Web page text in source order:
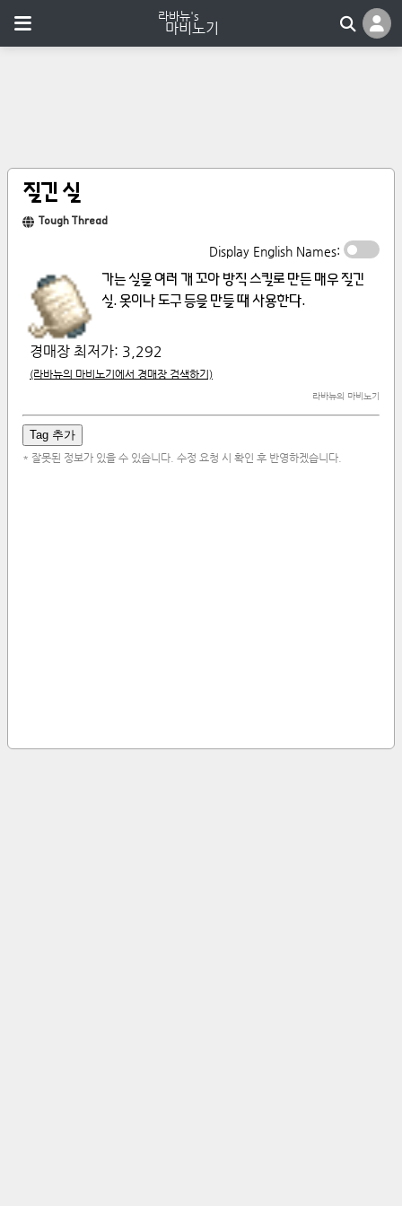
질긴 실
Tough Thread
Display English Names:
가는 실을 여러 개 꼬아 방직 스킬로 만든 매우 질긴
실. 옷이나 도구 등을 만들 때 사용한다.
경매장 최저가: 3,292
(라바뉴의 마비노기에서 경매장 검색하기)
라바뉴의 마비노기
Tag 추가
* 잘못된 정보가 있을 수 있습니다. 수정 요청 시 확인 후 반영하겠습니다.